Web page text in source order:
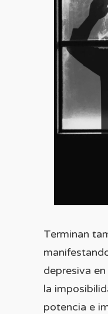
Terminan
depresiva
la
potencia e